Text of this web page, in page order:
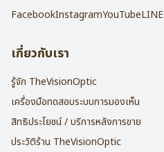
FacebookInstagramYouTubeLINE
เกี่ยวกับเรา
รู้จัก TheVisionOptic
เครื่องมือทดสอบระบบการมองเห็น
สิทธิประโยชน์ / บริการหลังการขาย
ประวัติร้าน TheVisionOptic